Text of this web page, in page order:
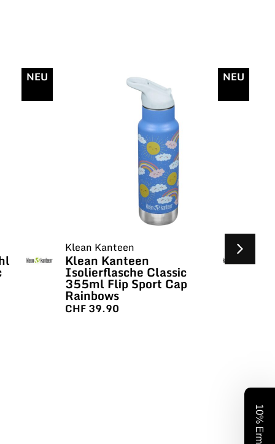
NEU NEU
Klean Kanteen
Klean Kanteen
Isolierflasche Classic
355ml Flip Sport Cap
Rainbows
CHF39.90